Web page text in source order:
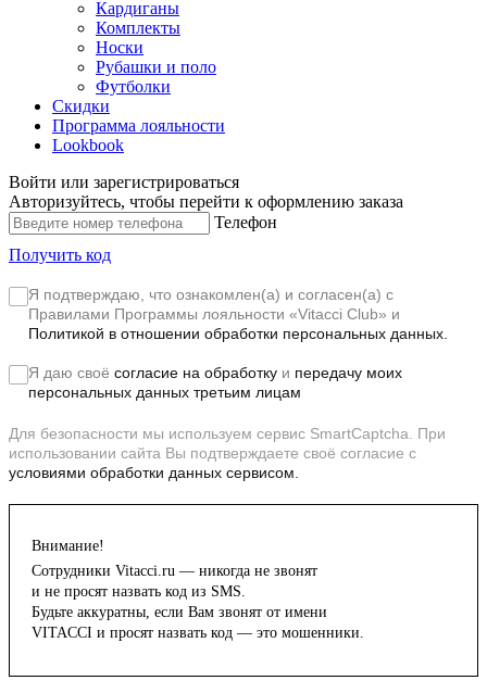
Кардиганы
Комплекты
Носки
Рубашки и поло
Футболки
Скидки
Программа лояльности
Lookbook
Войти или зарегистрироваться
Авторизуйтесь, чтобы перейти к оформлению заказа
Телефон
Получить код
Я подтверждаю, что ознакомлен(а) и согласен(а) с
Правилами Программы лояльности «Vitacci Club» и
Политикой в отношении обработки персональных данных.
Я даю своё согласие на обработку и передачу моих
персональных данных третьим лицам
Для безопасности мы используем сервис SmartCaptcha. При
использовании сайта Вы подтверждаете своё согласие с
условиями обработки данных сервисом.
Внимание!
Сотрудники Vitacci.ru — никогда не звонят
и не просят назвать код из SMS.
Будьте аккуратны, если Вам звонят от имени
VITACCI и просят назвать код — это мошенники.